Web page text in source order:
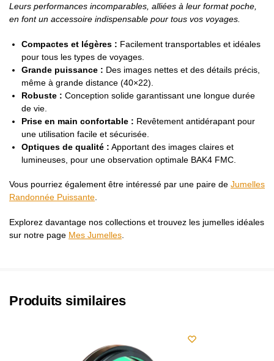
Leurs performances incomparables, alliées à leur format poche,
en font un accessoire indispensable pour tous vos voyages.
Compactes et légères : Facilement transportables et idéales
pour tous les types de voyages.
Grande puissance : Des images nettes et des détails précis,
même à grande distance (40×22).
Robuste : Conception solide garantissant une longue durée
de vie.
Prise en main confortable : Revêtement antidérapant pour
une utilisation facile et sécurisée.
Optiques de qualité : Apportant des images claires et
lumineuses, pour une observation optimale BAK4 FMC.
Vous pourriez également être intéressé par une paire de Jumelles
Randonnée Puissante.
Explorez davantage nos collections et trouvez les jumelles idéales
sur notre page Mes Jumelles
Produits similaires